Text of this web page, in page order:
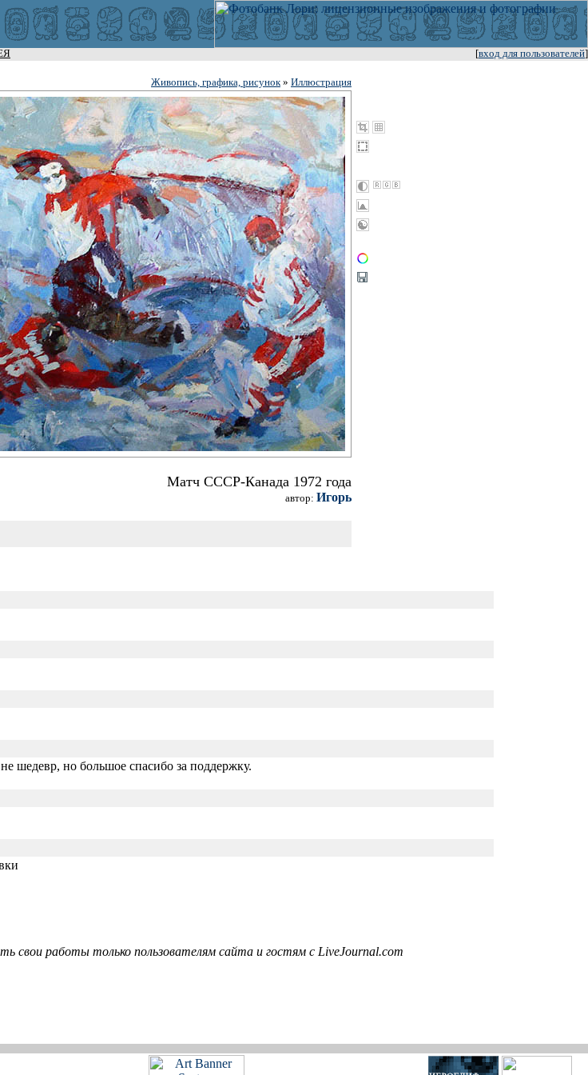
[вход для пользователей]
Живопись, графика, рисунок» Иллюстрация
Матч СССР-Канада 1972 года
автор: Игорь
шедевр, но большое спасибо за поддержку.
свои работы только пользователям сайта и гостям с LiveJournal.com